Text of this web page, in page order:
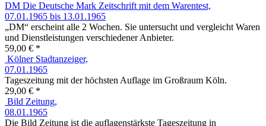
DM Die Deutsche Mark Zeitschrift mit dem Warentest,
07.01.1965 bis 13.01.1965
„DM“ erscheint alle 2 Wochen. Sie untersucht und vergleicht Waren
und Dienstleistungen verschiedener Anbieter.
59,00 € *
Kölner Stadtanzeiger,
07.01.1965
Tageszeitung mit der höchsten Auflage im Großraum Köln.
29,00 € *
Bild Zeitung,
08.01.1965
Die Bild Zeitung ist die auflagenstärkste Tageszeitung in